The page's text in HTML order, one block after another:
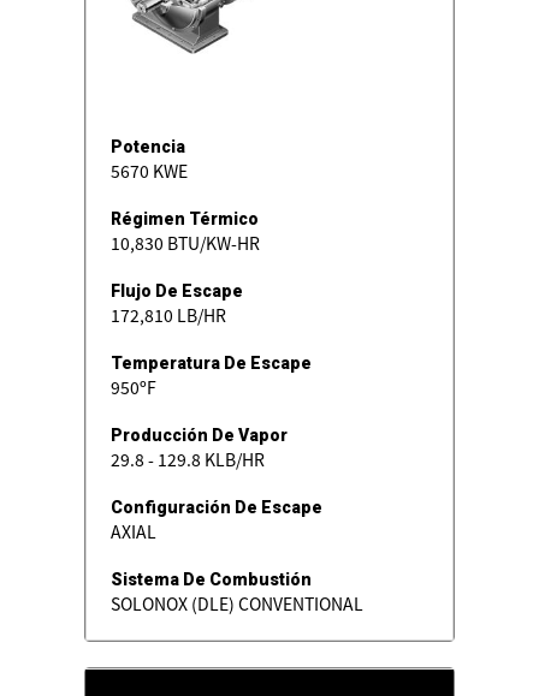
Potencia
5670 KWE
Régimen Térmico
10,830 BTU/KW-HR
Flujo De Escape
172,810 LB/HR
Temperatura De Escape
950ºF
Producción De Vapor
29.8 - 129.8 KLB/HR
Configuración De Escape
AXIAL
Sistema De Combustión
SOLONOX (DLE) CONVENTIONAL